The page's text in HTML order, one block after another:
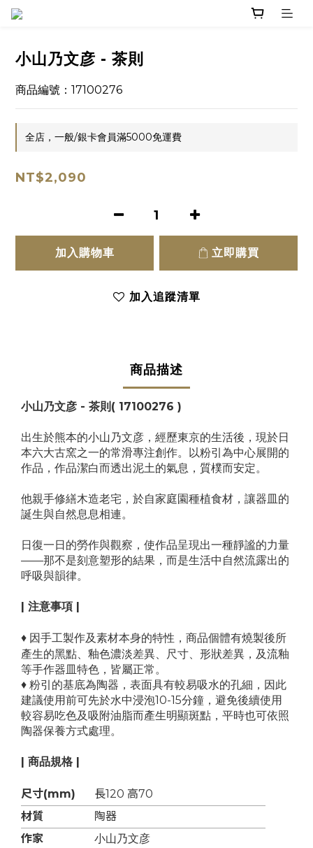
小山乃文彦 - 茶則
商品編號：17100276
全店，一般/銀卡會員滿5000免運費
NT$2,090
加入購物車 立即購買
加入追蹤清單
商品描述
小山乃文彦 - 茶則 ( 17100276 )
出生於熊本的小山乃文彦，經歷東京的生活後，現於日
本六大古窯之一的常滑專注創作。 以粉引為中心展開的
作品，作品潔白而透出泥土的氣息，質樸而安定。
他親手修繕木造老宅，於自家庭園種植食材，讓器皿的
誕生與自然息息相連。
日復一日的勞作與觀察，使作品呈現出一種靜謐的力量
——那不是刻意塑形的結果，而是生活中自然流露出的
呼吸與韻律。
| 注意事項 |
♦ 因手工製作及素材本身的特性，商品個體有燒製後所
產生的黑點、釉色濃淡差異、尺寸、形狀差異，及流釉
等手作器皿特色，皆屬正常。
♦ 粉引的基底為陶器，表面具有較易吸水的孔細，因此
建議使用前可先於水中浸泡10-15分鐘，避免後續使用
較容易吃色及吸附油脂而產生明顯斑點，平時也可依照
陶器保養方式處理。
| 商品規格 |
尺寸(mm)
長120 高70
材質
陶器
作家
小山乃文彦